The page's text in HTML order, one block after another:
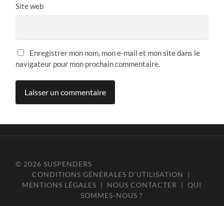
Site web
Enregistrer mon nom, mon e-mail et mon site dans le
navigateur pour mon prochain commentaire.
© 2026SUSPENDERS
CONDITIONS GÉNÉRALES D’UTILISATION
|
MENTIONS LÉGALES | NOUS CONTACTER |QUI
SOMMES-NOUS ?